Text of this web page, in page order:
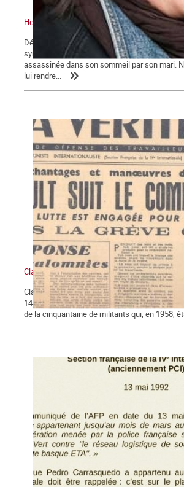
Hommage à Frédérique
Début août, notre camarade et amie,
sympathisante de la Commune, décédait à 52
assassinée dans son sommeil par son mari.
lui rendre...
Claude Monnier (1929-2017), militant ouvrier
Claude Monnier, vieux militant trotskyste a
14 mars, à l’âge de 88 ans. Il est l’un des
de la cinquantaine de militants qui, en 1958,